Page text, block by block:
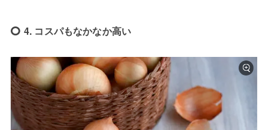
4. コスパもなかなか高い